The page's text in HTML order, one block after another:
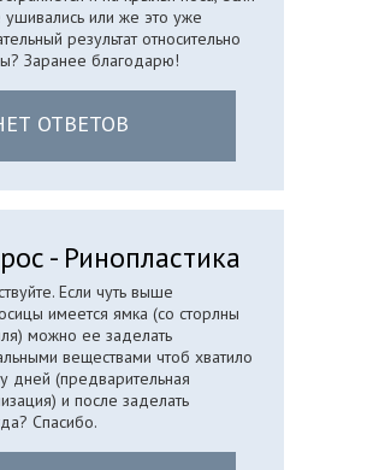
ушивались или же это уже
результат относительно
Заранее благодарю!
ОТВЕТОВ
- Ринопластика
Если чуть выше
имеется ямка (со сторлны
можно ее заделать
веществами чтоб хватило
дней (предварительная
и после заделать
Спасибо.